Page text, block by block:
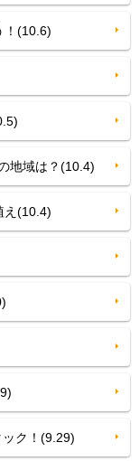
！(10.6)
域は？(10.4)
(10.4)
ク！(9.29)